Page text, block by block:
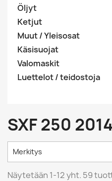
Öljyt
Ketjut
Muut / Yleisosat
Käsisuojat
Valomaskit
Luettelot / teidostoja
SXF 250 2014
Merkitys
Näytetään 1-12 yht. 59